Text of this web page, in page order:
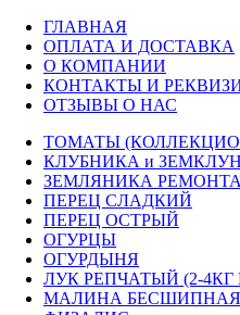
ГЛАВНАЯ
ОПЛАТА И ДОСТАВКА
О КОМПАНИИ
КОНТАКТЫ И
ОТЗЫВЫ О НАС
ТОМАТЫ
КЛУБНИКА и
ЗЕМЛЯНИКА
ПЕРЕЦ СЛАДКИЙ
ПЕРЕЦ ОСТРЫЙ
ОГУРЦЫ
ОГУРДЫНЯ
ЛУК РЕПЧАТЫЙ (2-
МАЛИНА БЕСШИПНАЯ